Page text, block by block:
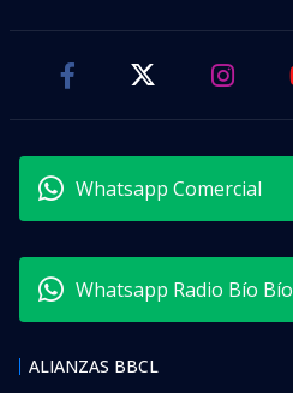
Whatsapp Comercial
Whatsapp Radio Bío Bío
ALIANZAS BBCL